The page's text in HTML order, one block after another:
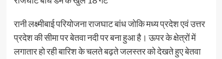
रानी लक्ष्मीबाई परियोजना राजघाट बांध जोकि मध्य प्रदेश एवं उत्तर
प्रदेश की सीमा पर बेतवा नदी पर बना हुआ है। ऊपर के क्षेत्रों में
लगातार हो रही बारिश के चलते बढ़ते जलस्तर को देखते हुए बेतवा